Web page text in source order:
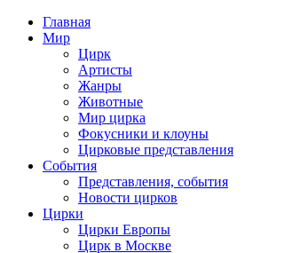
Главная
Мир
Цирк
Артисты
Жанры
Животные
Мир цирка
Фокусники и клоуны
Цирковые представления
События
Представления, события
Новости цирков
Цирки
Цирки Европы
Цирк в Москве